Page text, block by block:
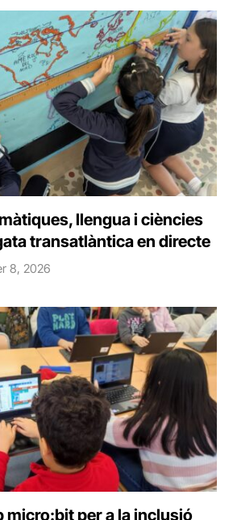
llengua i ciències
transatlàntica en directe
8, 2026
micro:bit per a la inclusió